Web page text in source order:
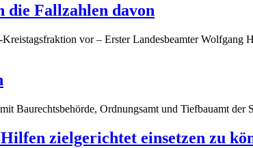
die Fallzahlen davon
vor – Erster Landesbeamter Wolfgang
Baurechtsbehörde, Ordnungsamt und Tiefbauamt der
zielgerichtet einsetzen zu